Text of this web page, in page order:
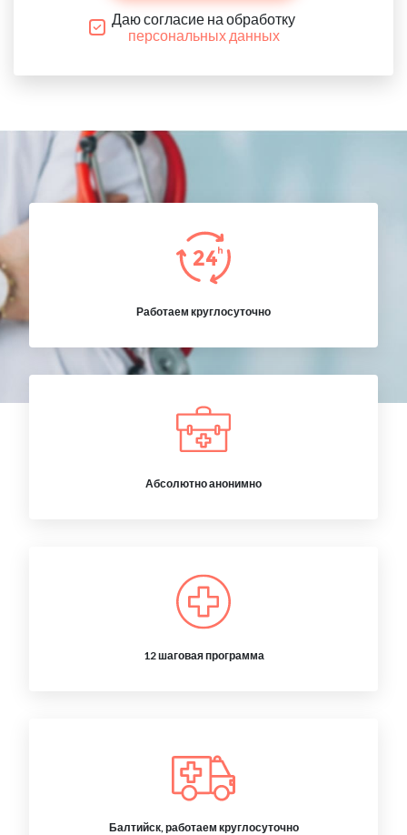
Даю согласие на обработку
персональных данных
Работаем круглосуточно
Абсолютно анонимно
12 шаговая программа
Балтийск, работаем круглосуточно